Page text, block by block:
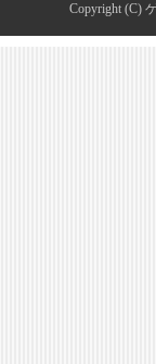
Copyright (C)